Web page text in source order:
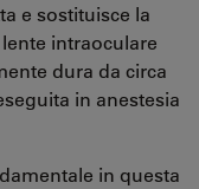
e sostituisce la
intraoculare
dura da circa
in anestesia
in questa